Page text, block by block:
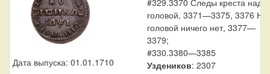
Дата выпуска: 01.01.1710
головой, 3371—3375, 3376
головой ничего нет, 3377—
3379;
#330.3380—3385
Уздеников: 2307